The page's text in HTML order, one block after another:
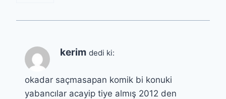
kerim dedi ki:
okadar saçmasapan komik bi konuki
yabancılar acayip tiye almış 2012 den